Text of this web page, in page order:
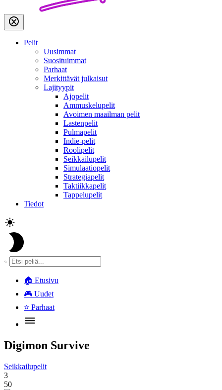
Pelit
Uusimmat
Suosituimmat
Parhaat
Merkittävät julkaisut
Lajityypit
Ajopelit
Ammuskelupelit
Avoimen maailman pelit
Lastenpelit
Pulmapelit
Indie-pelit
Roolipelit
Seikkailupelit
Simulaatiopelit
Strategiapelit
Taktiikkapelit
Tappelupelit
Tiedot
🏠 Etusivu
🎮 Uudet
⭐ Parhaat
Digimon Survive
Seikkailupelit
3
50